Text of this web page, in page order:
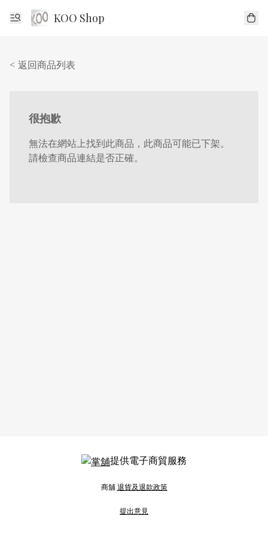
KOO Shop
< 返回商品列表
很抱歉
無法在網站上找到此商品，此商品可能已下架。
請檢查商品連結是否正確。
提供電子商貿服務
商舖退貨及退款政策
提出意見